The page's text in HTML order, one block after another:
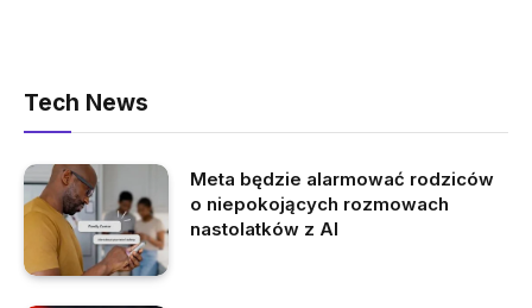
Tech News
Meta będzie alarmować rodziców
o niepokojących rozmowach
nastolatków z AI